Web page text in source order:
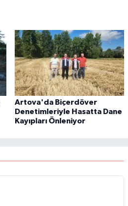
Artova'da Biçerdöver
Denetimleriyle Hasatta Dane
Kayıpları Önleniyor